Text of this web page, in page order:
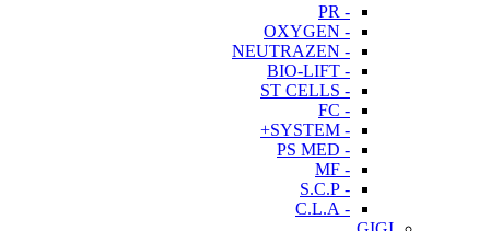
- PR
- OXYGEN
- NEUTRAZEN
- BIO-LIFT
- ST CELLS
- FC
- SYSTEM+
- PS MED
- MF
- S.C.P
- C.L.A